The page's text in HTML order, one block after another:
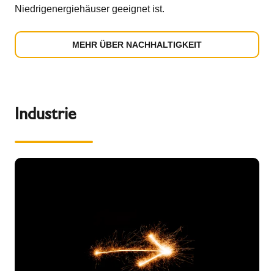
Niedrigenergiehäuser geeignet ist.
MEHR ÜBER NACHHALTIGKEIT
Industrie